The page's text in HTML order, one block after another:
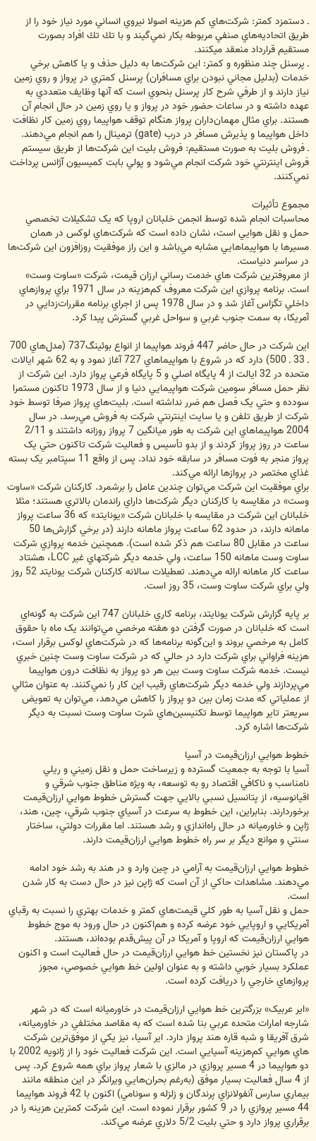
ـ دستمزد كمتر: شركت‌هاي كم هزينه اصولا نيروي انساني مورد نياز خود را از
طريق اتحاديه‌هاي صنفي مربوطه بكار نمي‌گيند و با تك تك افراد بصورت
مستقيم قرارداد منعقد ميكنند.
ـ پرسنل چند منظوره و كمتر: اين شركت‌ها به دليل حذف و يا كاهش برخي
خدمات (بدليل مجاني نبودن براي مسافران) پرسنل كمتري در پرواز و روي زمين
نياز دارند و از طرفي شرح كار پرسنل بنحوي است كه آنها وظايف متعددي به
عهده داشته و در ساعات حضور خود در پرواز و يا روي زمين در حال انجام آن
هستند. براي مثال مهمان‌داران پرواز هنگام توقف هواپيما روي زمين كار نظافت
داخل هواپيما و پذيرش مسافر در درب (gate) ترمينال را هم انجام مي‌دهند.
ـ فروش بليت به صورت مستقيم: فروش بليت اين شركت‌ها از طريق سيستم
فروش اينترنتي خود شركت انجام مي‌شود و پولي بابت كميسيون آژانس پرداخت
نمي‌كنند.
مجموع تأثيرات
محاسبات انجام شده توسط انجمن خلبانان اروپا که يک تشکيلات تخصصي
حمل و نقل هوايي است، نشان داده است که شرکت‌هاي لوکس در همان
مسيرها با هواپيماهايي مشابه مي‌باشد و اين راز موفقيت روزافزون اين شرکت‌ها
در سراسر دنياست.
از معروفترين شركت هاي خدمت رساني ارزان قيمت، شركت «ساوت وست»
است. برنامه پروازي اين شرکت معروف کم‌هزينه در سال 1971 براي پروازهاي
داخلي تگزاس آغاز شد و در سال 1978 پس از اجراي برنامه مقررات‌زدايي در
آمريکا، به سمت جنوب غربي و سواحل غربي گسترش پيدا کرد.
اين شرکت در حال حاضر 447 فروند هواپيما از انواع بوئينگ737 (مدل‌هاي 700
ـ 33 ـ 500) دارد که در شروع با هواپيماهاي 727 آغاز نمود و به 62 شهر ايالات
متحده در 32 ايالت از 4 پايگاه اصلي و 5 پايگاه فرعي پرواز دارد. اين شرکت از
نظر حمل مسافر سومين شرکت هواپيمايي دنيا و از سال 1973 تاکنون مستمرا
سودده و حتي يک فصل هم ضرر نداشته است. بليت‌هاي پرواز صرفا توسط خود
شرکت از طريق تلفن و يا سايت اينترنتي شرکت به فروش مي‌رسد. در سال
2004 هواپيماهاي اين شرکت به طور ميانگين 7 پرواز روزانه داشتند و 2/11
ساعت در روز پرواز کردند و از بدو تأسيس و فعاليت شرکت تاکنون حتي يک
پرواز منجر به فوت مسافر در سابقه خود نداد. پس از واقع 11 سپتامبر يک بسته
غذاي مختصر در پروازها ارائه مي‌کند.
براي موفقيت اين شركت مي‌توان چندين عامل را برشمرد. کارکنان شرکت «ساوت
وست» در مقايسه با کارکنان ديگر شرکت‌ها داراي راندمان بالاتري هستند؛ مثلا
خلبانان اين شرکت در مقايسه با خلبانان شرکت «يونايتد» که 36 ساعت پرواز
ماهانه دارند، در حدود 62 ساعت پرواز ماهانه دارند (در برخي گزارش‌ها 50
ساعت در مقابل 80 ساعت هم ذکر شده است). همچنين خدمه پروازي شرکت
ساوت وست ماهانه 150 ساعت، ولي خدمه ديگر شرکتهاي غير LCC، هشتاد
ساعت کار ماهانه ارائه مي‌دهند. تعطيلات سالانه کارکنان شرکت يونايتد 52 روز
ولي براي شرکت ساوت وست، 35 روز است.
بر پايه گزارش شرکت يونايتد، برنامه کاري خلبانان 747 اين شرکت به گونه‌اي
است که خلبانان در صورت گرفتن دو هفته مرخصي مي‌توانند يک ماه با حقوق
کامل به مرخصي بروند و اين‌گونه برنامه‌ها که در شرکت‌هاي لوکس برقرار است،
هزينه فراواني براي شرکت دارد در حالي که در شرکت ساوت وست چنين خبري
نيست. خدمه شرکت ساوت وست بين هر دو پرواز به نظافت درون هواپيما
مي‌پردازند ولي خدمه ديگر شرکت‌هاي رقيب اين کار را نمي‌‌کنند. به عنوان مثالي
از عملياتي که مدت زمان بين دو پرواز را کاهش مي‌دهد، مي‌توان به تعويض
سريعتر تاير هواپيما توسط تکنيسين‌هاي شرت ساوت وست نسبت به ديگر
شرکت‌ها اشاره کرد.
خطوط هوايي ارزان‌قيمت در آسيا
آسيا با توجه به جمعيت گسترده و زيرساخت حمل و نقل زميني و ريلي
نامناسب و ناکافي اقتصاد رو به توسعه، به ويژه مناطق جنوب شرقي و
اقيانوسيه، از پتانسيل نسبي بالايي جهت گسترش خطوط هوايي ارزان‌قيمت
برخوردارند. بنابراين، اين خطوط به سرعت در آسياي جنوب شرقي، چين، هند،
ژاپن و خاورميانه در حال راه‌‌اندازي و رشد هستند. اما مقررات دولتي، ساختار
سنتي و موانع ديگر بر سر راه خطوط هوايي ارزان‌قيمت دارند.
خطوط هوايي ارزان‌قيمت به آرامي در چين وارد و در هند به رشد خود ادامه
مي‌دهند. مشاهدات حاکي از آن است که ژاپن نيز در حال دست به کار شدن
است.
حمل و نقل آسيا به طور کلي قيمت‌هاي کمتر و خدمات بهتري را نسبت به رقباي
آمريکايي و اروپايي خود عرضه کرده و هم‌اکنون در حال ورود به موج خطوط
هوايي ارزان‌قيمت که اروپا و آمريکا در آن پيش‌‌قدم بوده‌اند، هستند.
در پاکستان نيز نخستين خط هوايي ارزان‌قيمت در حال فعاليت است و اکنون
عملکرد بسيار خوبي داشته و به عنوان اولين خط هوايي خصوصي، مجوز
پروازهاي خارجي را دريافت کرده است.
«اير عربيک» بزرگترين خط هوايي ارزان‌قيمت در خاورميانه است که در شهر
شارجه امارات متحده عربي بنا شده است که به مقاصد مختلفي در خاورميانه،
شرق آفريقا و شبه قاره هند پرواز دارد. اير آسيا، نيز يكي از موفق‌ترين شرکت
هاي هوايي کم‌هزينه آسيايي است. اين شرکت فعاليت خود را از ژانويه 2002 با
دو هواپيما در 4 مسير پروازي در مالزي با شعار پرواز براي همه شروع کرد. پس
از 4 سال فعاليت بسيار موفق (به‌رغم بحران‌هايي ويرانگر در اين منطقه مانند
بيماري سارس آنفولانزاي پرندگان و زلزله و سونامي) اکنون با 42 فروند هواپيما
44 مسير پروازي را در 9 کشور برقرار نموده است. اين شرکت کمترين هزينه را در
برقراري پرواز دارد و حتي بليت 5/2 دلاري عرضه مي‌کند.